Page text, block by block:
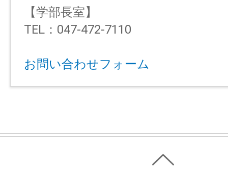
【学部長室】
TEL：047-472-7110
お問い合わせフォーム